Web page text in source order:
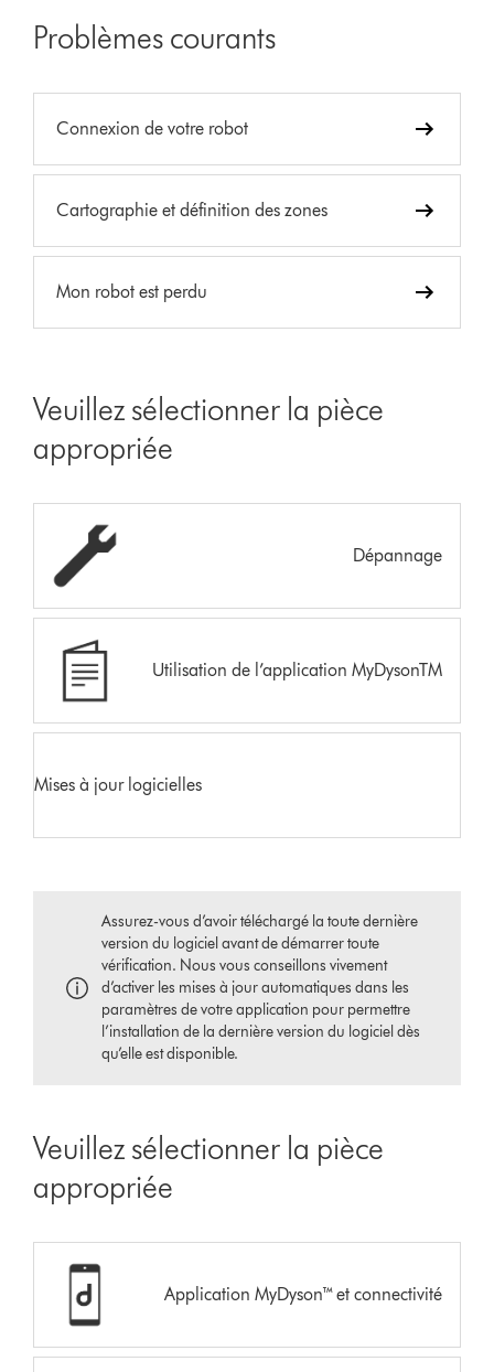
Problèmes courants
Connexion de votre robot
Cartographie et définition des zones
Mon robot est perdu
Veuillez sélectionner la pièce
appropriée
Dépannage
Utilisation de l’application MyDysonTM
Mises à jour logicielles
Assurez-vous d’avoir téléchargé la toute dernière
version du logiciel avant de démarrer toute
vérification. Nous vous conseillons vivement
d’activer les mises à jour automatiques dans les
paramètres de votre application pour permettre
l’installation de la dernière version du logiciel dès
qu’elle est disponible.
Veuillez sélectionner la pièce
appropriée
Application MyDyson™ et connectivité